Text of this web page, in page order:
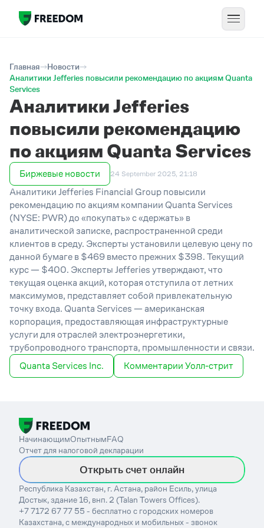
Главная
Новости
Аналитики Jefferies повысили рекомендацию по акциям Quanta
Services
Аналитики Jefferies
повысили рекомендацию
по акциям Quanta Services
Биржевые новости 24 September 2025, 21:18
Аналитики Jefferies Financial Group повысили
рекомендацию по акциям компании Quanta Services
(NYSE: PWR) до «покупать» с «держать» в
аналитической записке, распространенной среди
клиентов в среду. Эксперты установили целевую цену по
данной бумаге в $469 вместо прежних $398. Текущий
курс — $400. Эксперты Jefferies утверждают, что
текущая оценка акций, которая отступила от летних
максимумов, представляет собой привлекательную
точку входа. Quanta Services — американская
корпорация, предоставляющая инфраструктурные
услуги для отраслей электроэнергетики,
трубопроводного транспорта, промышленности и связи.
Quanta Services Inc.
Комментарии Уолл-стрит
НачинающимОпытнымFAQ
Отчет для налоговой декларации
Открыть счет онлайн
Республика Казахстан, г. Астана, район Есиль, улица
Достык, здание 16, внп. 2 (Talan Towers Offices).
+7 7172 67 77 55 - бесплатно с городских номеров
Казахстана, с международных и мобильных - звонок